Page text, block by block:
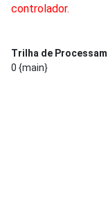
controlador.
Trilha de
0 {main}